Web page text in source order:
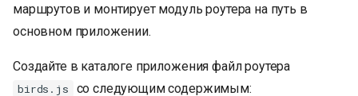
маршрутов и монтирует модуль роутера на путь в
основном приложении.
Создайте в каталоге приложения файл роутера
birds.js со следующим содержимым: